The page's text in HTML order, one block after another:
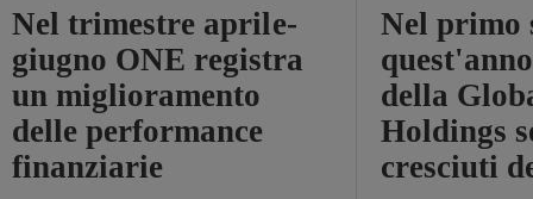
Nel trimestre aprile-
giugno ONE registra
un miglioramento
delle performance
finanziarie
Nel primo
della
Holdings
cresciuti